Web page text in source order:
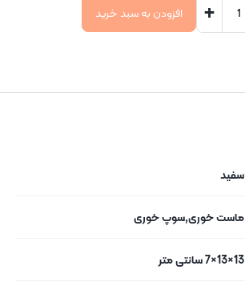
+ افزودن به سبد خرید
سفید
ماست خوری,سوپ خوری
13×13×7 سانتی متر